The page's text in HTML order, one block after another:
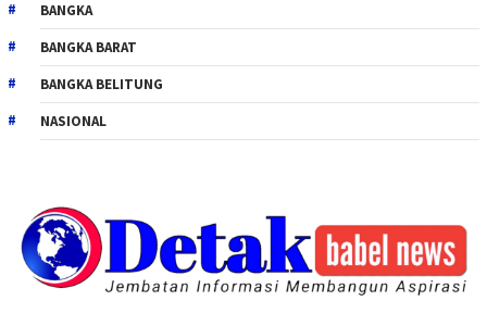
BANGKA
BANGKA BARAT
BANGKA BELITUNG
NASIONAL